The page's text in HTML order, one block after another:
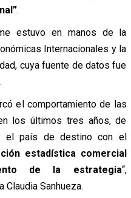
.
estuvo en manos de la
Internacionales y la
cuya fuente de datos fue
el comportamiento de las
los últimos tres años, de
el país de destino con el
estadística comercial
de la estrategia“,
Claudia Sanhueza.